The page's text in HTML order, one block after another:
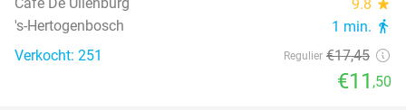
9.8 star
's-Hertogenbosch 1 min. directions_walk
Verkocht: 251 Regulier €17,45
€11 ,50